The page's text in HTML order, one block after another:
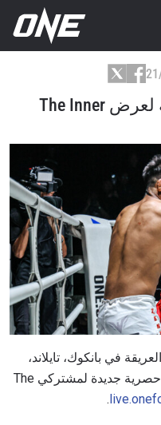
الإعلان عن البطاقة الكاملة لعرض The Inner
في بانكوك، تايلاند،
يوم الجمعة 24 نيسان/أبريل، ببطاقة حصرية جديدة لمشتركي The
.